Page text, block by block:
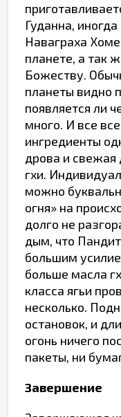
Гуданна,
Наваграха
планете, а так
Божеству.
планеты видно
появляется ли
много. И все
ингредиенты
дрова и свежая
гхи.
можно
огня» на
долго не
дым, что
большим
больше масла
класса ягьи
несколько.
остановок, и
огонь ничего
пакеты, ни
Завершение